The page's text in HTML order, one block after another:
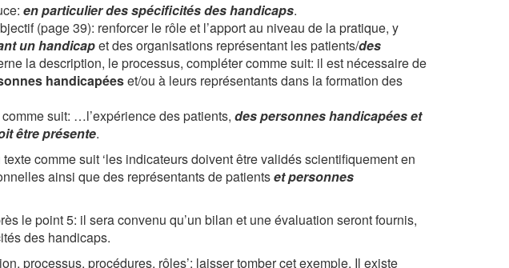
en particulier des spécificités des handicaps.
(page 39): renforcer le rôle et l’apport au niveau de la pratique, y
un handicapet des organisations représentant les patients/des
la description, le processus, compléter comme suit: il est nécessaire de
handicapéeset/ou à leurs représentants dans la formation des
suit: …l’expérience des patients, des personnes handicapées et
être présente.
comme suit ‘les indicateurs doivent être validés scientifiquement en
ainsi que des représentants de patientset personnes
le point 5: il sera convenu qu’un bilan et une évaluation seront fournis,
des handicaps.
processus, procédures, rôles’: laisser tomber cet exemple. Il existe